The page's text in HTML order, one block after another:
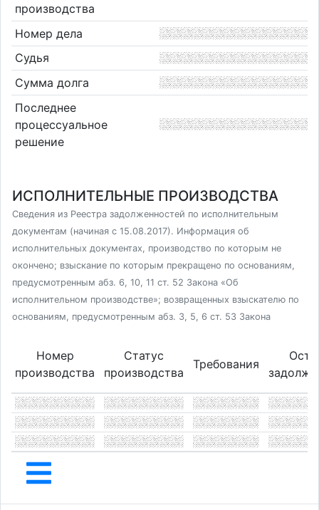
производства
Номер дела
Судья
Сумма долга
Последнее
процессуальное
решение
ИСПОЛНИТЕЛЬНЫЕ ПРОИЗВОДСТВА
Сведения из Реестра задолженностей по исполнительным
документам (начиная с 15.08.2017). Информация об
исполнительных документах, производство по которым не
окончено; взыскание по которым прекращено по основаниям,
предусмотренным абз. 6, 10, 11 ст. 52 Закона «Об
исполнительном производстве»; возвращенных взыскателю по
основаниям, предусмотренным абз. 3, 5, 6 ст. 53 Закона
Номер
производства
Статус
производства
Требования